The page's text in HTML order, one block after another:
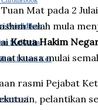
Pendidikan
Makarim
Dalam Kes
Mat pada 2
telah mula
Ketua Hakim
kuasa mulai
rasmi Pejabat
pelantikan